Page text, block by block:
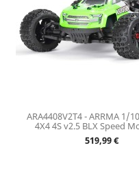
ARA4408V2T4 - ARRMA 1/
4X4 4S v2.5 BLX Speed
Prix
519,99 €